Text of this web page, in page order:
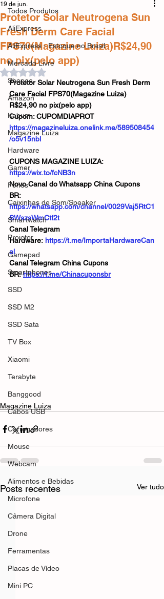
Todos Produtos
AliExpress
AliExpress - Estoque no Brasil
Mercado Livre
Shopee
Amazon
Kabum
Magazine Luiza
Hardware
Gamer
Fones
Caixinhas de Som/Speaker
Smartwatch
Projetor
Gamepad
Smartphones
SSD
SSD M2
SSD Sata
TV Box
Xiaomi
Terabyte
Banggood
Cabos USB
Carregadores
Mouse
Webcam
Alimentos e Bebidas
Microfone
Câmera Digital
Drone
Ferramentas
Placas de Vídeo
Mini PC
Protetor Solar Neutrogena Sun
Fresh Derm Care Facial
FPS70(Magazine Luiza)R$24,90
no pix(pelo app)
19 de jun.
Avaliado com NaN de 5 estrelas.
Protetor Solar Neutrogena Sun Fresh Derm
Care Facial FPS70(Magazine Luiza)
R$24,90 no pix(pelo app)
Cupom: CUPOMDIAPROT
https://magazineluiza.onelink.me/589508454
/o5v15nbl
CUPONS MAGAZINE LUIZA:
https://wix.to/fcNB3n
Novo Canal do Whatsapp China Cupons
BR:
https://whatsapp.com/channel/0029Vaj5RtC1
SWszsWmCtf2t
Canal Telegram
Hardware: https://t.me/ImportaHardwareCan
al
Canal Telegram China Cupons
BR: https://t.me/Chinacuponsbr
Magazine Luiza
Posts recentes Ver tudo